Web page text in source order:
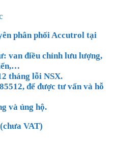
phân phối Accutrol tại
van điều chỉnh lưu lượng,
…
tháng lỗi NSX.
để được tư vấn và hỗ
và ủng hộ.
VAT)